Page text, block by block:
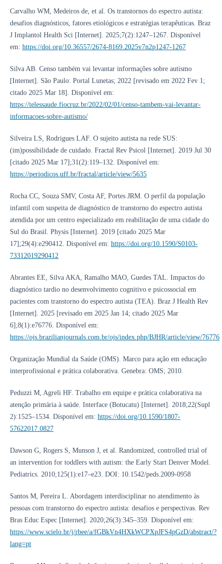
Carvalho WM, Medeiros de, et al. Os transtornos do espectro autista:
desafios diagnósticos, fatores etiológicos e estratégias terapêuticas. Braz
J Implantol Health Sci [Internet]. 2025;7(2):1247–1267. Disponível
em: https://doi.org/10.36557/2674-8169.2025v7n2p1247-1267
Silva AB. Censo também vai levantar informações sobre autismo
[Internet]. São Paulo: Portal Lunetas; 2022 [revisado em 2022 Fev 1;
citado 2025 Mar 18]. Disponível em:
https://telessaude.fiocruz.br/2022/02/01/censo-tambem-vai-levantar-
informacoes-sobre-autismo/
Silveira LS, Rodrigues LAF. O sujeito autista na rede SUS:
(im)possibilidade de cuidado. Fractal Rev Psicol [Internet]. 2019 Jul 30
[citado 2025 Mar 17];31(2):119–132. Disponível em:
https://periodicos.uff.br/fractal/article/view/5635
Rocha CC, Souza SMV, Costa AF, Portes JRM. O perfil da população
infantil com suspeita de diagnóstico de transtorno do espectro autista
atendida por um centro especializado em reabilitação de uma cidade do
Sul do Brasil. Physis [Internet]. 2019 [citado 2025 Mar
17];29(4):e290412. Disponível em: https://doi.org/10.1590/S0103-
73312019290412
Abrantes EE, Silva AKA, Ramalho MAO, Guedes TAL. Impactos do
diagnóstico tardio no desenvolvimento cognitivo e psicossocial em
pacientes com transtorno do espectro autista (TEA). Braz J Health Rev
[Internet]. 2025 [revisado em 2025 Jan 14; citado 2025 Mar
6];8(1):e76776. Disponível em:
https://ojs.brazilianjournals.com.br/ojs/index.php/BJHR/article/view/76776
Organização Mundial da Saúde (OMS). Marco para ação em educação
interprofissional e prática colaborativa. Genebra: OMS; 2010.
Peduzzi M, Agreli HF. Trabalho em equipe e prática colaborativa na
atenção primária à saúde. Interface (Botucatu) [Internet]. 2018;22(Supl
2):1525–1534. Disponível em: https://doi.org/10.1590/1807-
57622017.0827
Dawson G, Rogers S, Munson J, et al. Randomized, controlled trial of
an intervention for toddlers with autism: the Early Start Denver Model.
Pediatrics. 2010;125(1):e17–e23. DOI: 10.1542/peds.2009-0958
Santos M, Pereira L. Abordagem interdisciplinar no atendimento às
pessoas com transtorno do espectro autista: desafios e perspectivas. Rev
Bras Educ Espec [Internet]. 2020;26(3):345–359. Disponível em:
https://www.scielo.br/j/rbee/a/fGBkVn4HXkWCPXpJFS4pGzD/abstract/?
lang=pt